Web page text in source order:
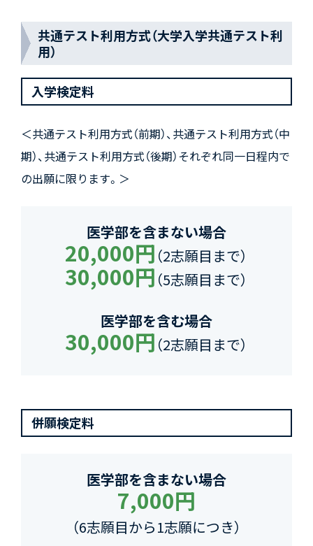
共通テスト利用方式（大学入学共通テスト利
用）
入学検定料
＜共通テスト利用方式（前期）、共通テスト利用方式（中
期）、共通テスト利用方式（後期）それぞれ同一日程内で
の出願に限ります。＞
医学部を含まない場合
20,000円 （2志願目まで）
30,000円 （5志願目まで）
医学部を含む場合
30,000円 （2志願目まで）
併願検定料
医学部を含まない場合
7,000円
（6志願目から1志願につき）